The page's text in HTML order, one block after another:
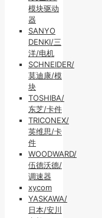
模块驱动
器
SANYO
DENKI/三
洋/电机
SCHNEIDER/
莫迪康/模
块
TOSHIBA/
东芝/卡件
TRICONEX/
英维思/卡
件
WOODWARD/
伍德沃德/
调速器
xycom
YASKAWA/
日本/安川